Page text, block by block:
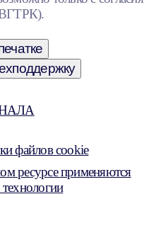
файлов cookie
ресурсе применяются